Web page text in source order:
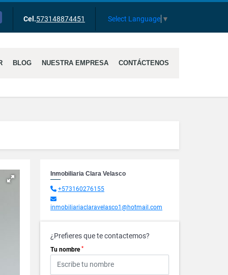
Cel.573148874451 Select Language ▼
BLOG NUESTRA EMPRESA CONTÁCTENOS
Inmobiliaria Clara Velasco
+573160276155
inmobiliariaclaravelasco1@hotmail.com
¿Prefieres que te contactemos?
Tu nombre *